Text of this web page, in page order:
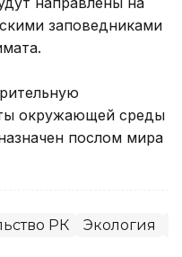
заповедниками
окружающей среды
послом мира
РК Экология